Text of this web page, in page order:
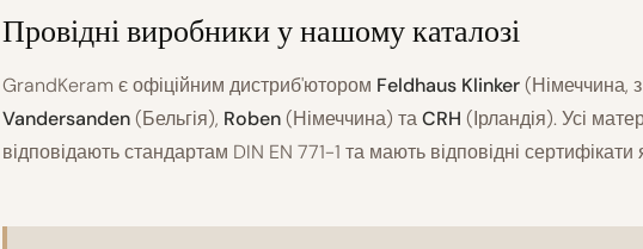
Провідні виробники у нашому каталозі
GrandKeram є офіційним дистриб'ютором Feldhaus Klinker(Німеччина,
Vandersanden(Бельгія), Roben(Німеччина) таCRH (Ірландія). Усі
відповідають стандартам DIN EN 771-1 та мають відповідні сертифікати